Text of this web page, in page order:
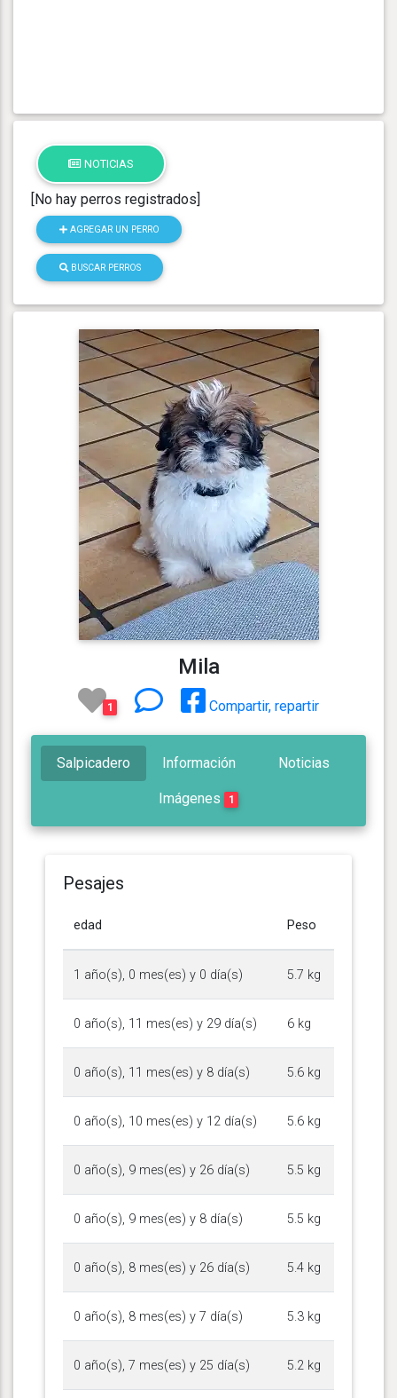
NOTICIAS
[No hay perros registrados]
AGREGAR UN PERRO
BUSCAR PERROS
Mila
1 Compartir, repartir
Salpicadero Información Noticias
Imágenes 1
Pesajes
edad Peso
1 año(s), 0 mes(es) y 0 día(s) 5.7 kg
0 año(s), 11 mes(es) y 29 día(s) 6 kg
0 año(s), 11 mes(es) y 8 día(s) 5.6 kg
0 año(s), 10 mes(es) y 12 día(s) 5.6 kg
0 año(s), 9 mes(es) y 26 día(s) 5.5 kg
0 año(s), 9 mes(es) y 8 día(s) 5.5 kg
0 año(s), 8 mes(es) y 26 día(s) 5.4 kg
0 año(s), 8 mes(es) y 7 día(s) 5.3 kg
0 año(s), 7 mes(es) y 25 día(s) 5.2 kg